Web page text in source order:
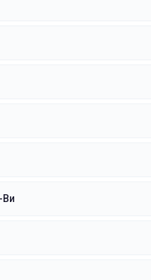
Ви